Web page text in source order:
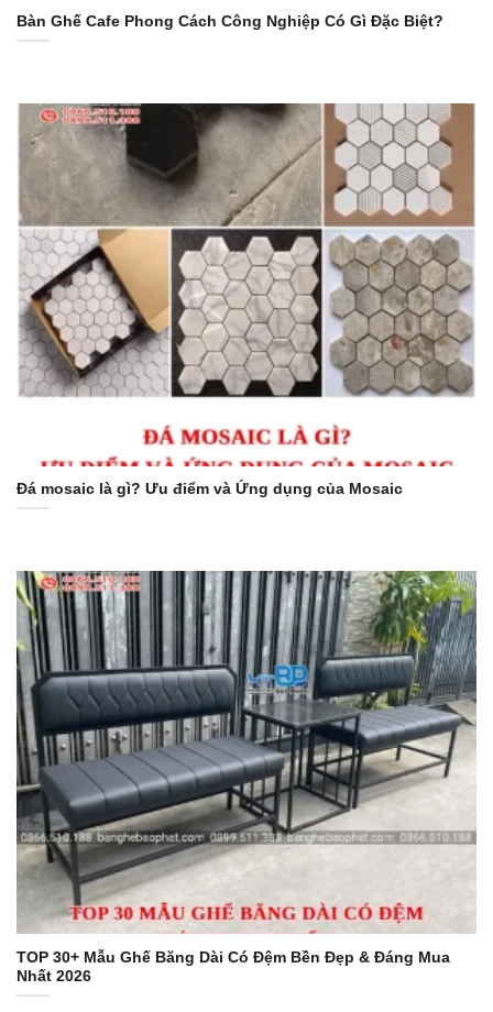
Bàn Ghế Cafe Phong Cách Công Nghiệp Có Gì Đặc Biệt?
Đá mosaic là gì? Ưu điểm và Ứng dụng của Mosaic
TOP 30+ Mẫu Ghế Băng Dài Có Đệm Bền Đẹp & Đáng Mua
Nhất 2026